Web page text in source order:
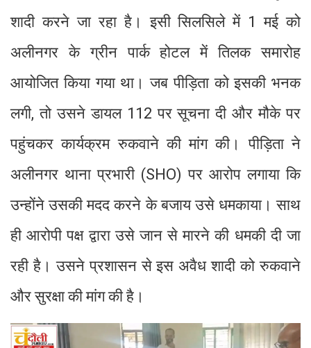
शादी करने जा रहा है। इसी सिलसिले में 1 मई को
अलीनगर के ग्रीन पार्क होटल में तिलक समारोह
आयोजित किया गया था। जब पीड़िता को इसकी भनक
लगी, तो उसने डायल 112 पर सूचना दी और मौके पर
पहुंचकर कार्यक्रम रुकवाने की मांग की। पीड़िता ने
अलीनगर थाना प्रभारी (SHO) पर आरोप लगाया कि
उन्होंने उसकी मदद करने के बजाय उसे धमकाया। साथ
ही आरोपी पक्ष द्वारा उसे जान से मारने की धमकी दी जा
रही है। उसने प्रशासन से इस अवैध शादी को रुकवाने
और सुरक्षा की मांग की है।